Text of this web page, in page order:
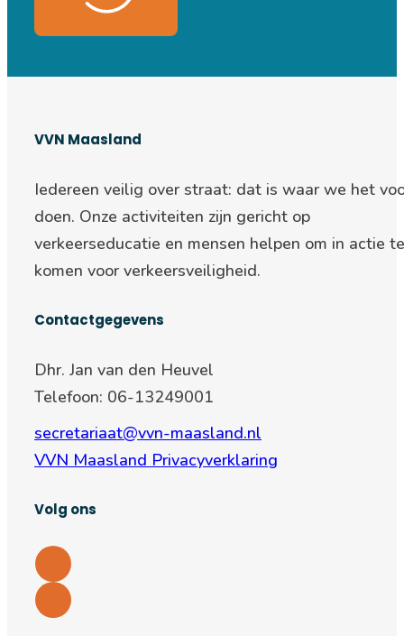
VVN Maasland
Iedereen veilig over straat: dat is waar we het
doen. Onze activiteiten zijn gericht op
verkeerseducatie en mensen helpen om in actie te
komen voor verkeersveiligheid.
Contactgegevens
Dhr. Jan van den Heuvel
Telefoon: 06-13249001
secretariaat@vvn-maasland.nl
VVN Maasland Privacyverklaring
Volg ons